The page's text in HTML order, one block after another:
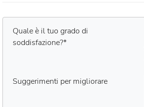
Quale è il tuo grado di
soddisfazione?*
Suggerimenti per migliorare